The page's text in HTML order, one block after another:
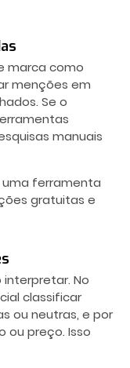
marca como
menções em
Se o
manuais
uma ferramenta
gratuitas e
No
classificar
ou neutras, e por
ou preço. Isso